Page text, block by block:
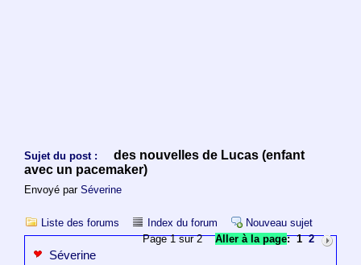
Sujet du post :
des nouvelles de Lucas (enfant
avec un pacemaker)
Envoyé par Séverine
Liste des forums Index du forum
Nouveau sujet
Page 1 sur 2Aller à la page: 1 2
Séverine